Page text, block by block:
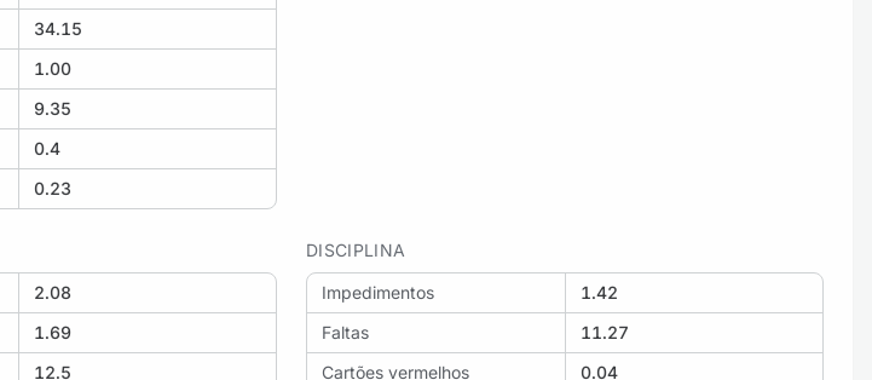
34.15
1.00
9.35
0.4
0.23
2.08
1.69
12.5
DISCIPLINA
Impedimentos
1.42
Faltas
11.27
Cartões vermelhos
0.04